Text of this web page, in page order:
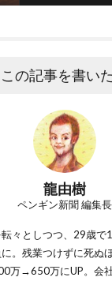
この記事を書い
龍由樹
ペンギン新聞 編集長
々としつつ、29歳で
。残業つけずに死ぬ
万→650万にUP。会